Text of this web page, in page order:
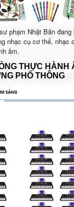
phạm Nhật Bản đang
nhạc cụ cơ thể, nhạc
âm.
THỰC HÀNH
PHỔ THÔNG